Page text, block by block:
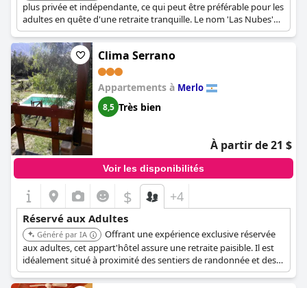
plus privée et indépendante, ce qui peut être préférable pour les
adultes en quête d'une retraite tranquille. Le nom 'Las Nubes'
suggère un emplacement serein et élevé, renforçant le
sentiment de tranquillité.
Clima Serrano
Appartements à Merlo
8,5 Très bien
À partir de 21 $
Voir les disponibilités
$ +4
Réservé aux Adultes
Généré par IA
Offrant une expérience exclusive réservée
aux adultes, cet appart'hôtel assure une retraite paisible. Il est
idéalement situé à proximité des sentiers de randonnée et des
attractions locales, alliant nature et accessibilité.